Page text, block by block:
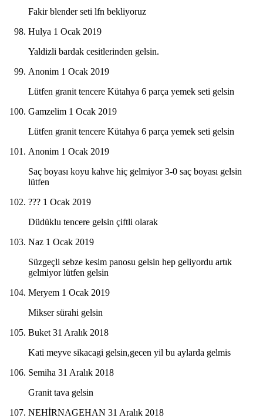
Fakir blender seti lfn bekliyoruz
Hulya 1 Ocak 2019
Yaldizli bardak cesitlerinden gelsin.
Anonim 1 Ocak 2019
Lütfen granit tencere Kütahya 6 parça yemek seti gelsin
Gamzelim 1 Ocak 2019
Lütfen granit tencere Kütahya 6 parça yemek seti gelsin
Anonim 1 Ocak 2019
Saç boyası koyu kahve hiç gelmiyor 3-0 saç boyası gelsin
lütfen
??? 1 Ocak 2019
Düdüklu tencere gelsin çiftli olarak
Naz 1 Ocak 2019
Süzgeçli sebze kesim panosu gelsin hep geliyordu artık
gelmiyor lütfen gelsin
Meryem 1 Ocak 2019
Mikser sürahi gelsin
Buket 31 Aralık 2018
Kati meyve sikacagi gelsin,gecen yil bu aylarda gelmis
Semiha 31 Aralık 2018
Granit tava gelsin
NEHİRNAGEHAN 31 Aralık 2018